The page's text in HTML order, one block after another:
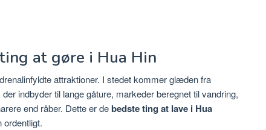
at gøre i Hua Hin
attraktioner. I stedet kommer glæden fra
indbyder til lange gåture, markeder beregnet til vandring,
end råber. Dette er debedste ting at lave i Hua
ordentligt.